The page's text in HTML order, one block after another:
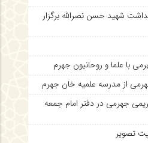
شهید حسن نصرالله برگزار
با علما و روحانیون جهرم
از مدرسه علمیه خان جهرم
جهرمی در دفتر امام جمعه